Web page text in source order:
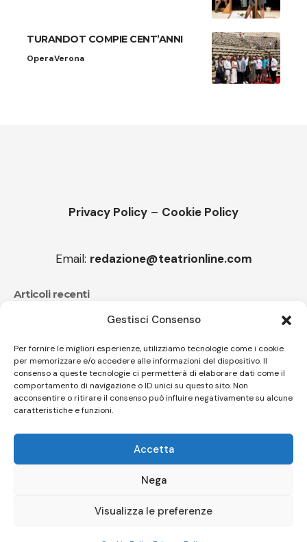
Gestisci Consenso
Per fornire le migliori esperienze, utilizziamo tecnologie come i cookie
per memorizzare e/o accedere alle informazioni del dispositivo. Il
consenso a queste tecnologie ci permetterà di elaborare dati come il
comportamento di navigazione o ID unici su questo sito. Non
acconsentire o ritirare il consenso può influire negativamente su alcune
caratteristiche e funzioni.
Accetta
Nega
Visualizza le preferenze
TURANDOT COMPIE CENT’ANNI
OperaVerona
Privacy Policy – Cookie Policy
Email: redazione@teatrionline.com
Articoli recenti
CucuFestival 2026: teatro di strada a Roana
Il sound travolgente di Sparagna e l’Orchestra
popolare italiana
Firenze - SEO BY SIMONE ROMPIETTI SR WEB
Le tue preferenze relative alla privacy